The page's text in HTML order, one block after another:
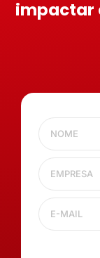
impactar